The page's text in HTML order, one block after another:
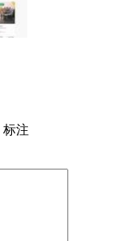
标注